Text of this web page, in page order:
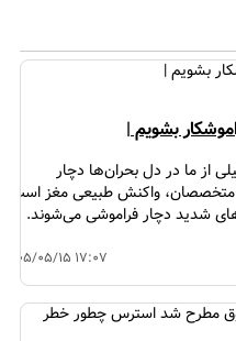
بشویم |
ایرنا، خیلی از ما در دل بحران‌ها دچار
واکنش طبیعی مغز است،
شدید دچار فراموشی می‌شوند.
۱۴۰۵/۰۵/۱۵ ۱۷:۰۷